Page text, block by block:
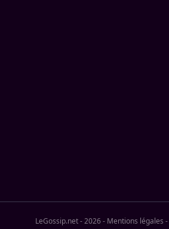
LeGossip.net - 2026- Mentions légales -